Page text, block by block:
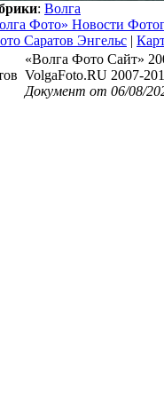
: Волга
Фото» Новости
Саратов Энгельс |
«Волга Фото Сайт»
VolgaFoto.RU 2007-
Документ от 06/08/